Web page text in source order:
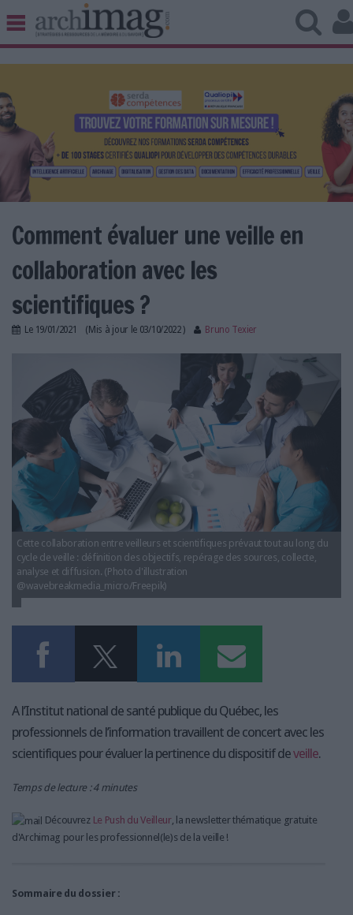
BIBLIOTHÈQUE ÉDITION
UNIVERS DATA
TRAVAIL COLLABORATIF
VIE NUMÉRIQUE
NUMÉRIQUE RESPONSABLE
LES DOSSIERS
LES NEWSLETTERS
LE MAGAZINE
LES BASES DE DONNÉES
L'ESPACE EMPLOI
L'AGENDA
L'ANNUAIRE DES ACTEURS
LES LIVRES BLANCS
LES SUPPLÉMENTS
NOS OFFRES D'ABONNEMENTS
Comment évaluer une veille en
collaboration avec les
scientifiques ?
Le 19/01/2021 (Mis à jour le 03/10/2022) Bruno Texier
veille_collaboration_scientifiques.jpg
Cette collaboration entre veilleurs et scientifiques prévaut tout au long du
cycle de veille : définition des objectifs, repérage des sources, collecte,
analyse et diffusion. (Photo d'illustration
@wavebreakmedia_micro/Freepik)
A l’Institut national de santé publique du Québec, les
professionnels de l’information travaillent de concert avec les
scientifiques pour évaluer la pertinence du dispositif deveille.
Temps de lecture : 4 minutes
Découvrez Le Push du Veilleur, la newsletter thématique gratuite
d'Archimag pour les professionnel(le)s de la veille !
Sommaire du dossier :